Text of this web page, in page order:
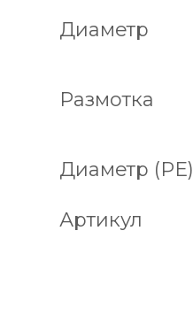
Диаметр
Размотка
Диаметр (PE)
Артикул